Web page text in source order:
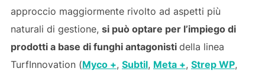
approccio maggiormente rivolto ad aspetti più
naturali di gestione, si può optare per l’impiego di
prodotti a base di funghi antagonisti della linea
TurfInnovation (Myco +, Subtil, Meta +, Strep WP,